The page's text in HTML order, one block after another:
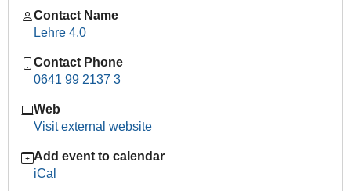
lehre-
learning-
bag-
session-
office-
Contact Name
Lehre 4.0
Contact Phone
0641 99 2137 3
Web
Visit external website
Add event to calendar
iCal